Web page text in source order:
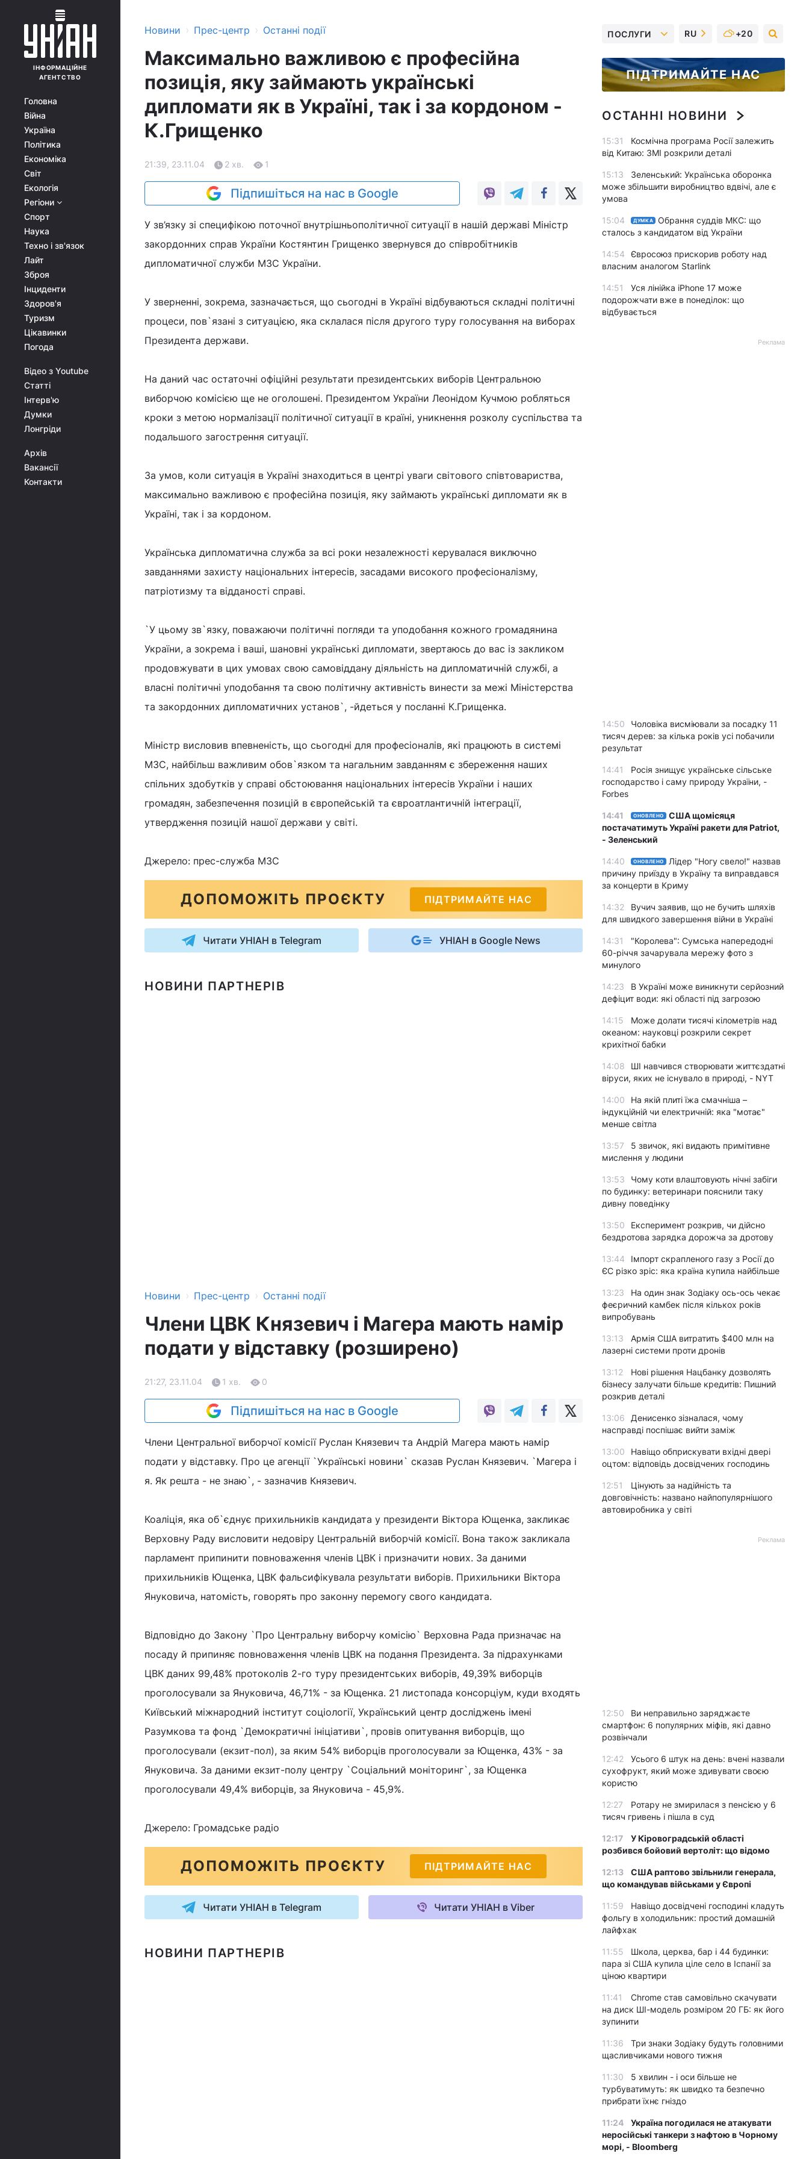
ІНФОРМАЦІЙНЕ
АГЕНТСТВО
Головна
Війна
Україна
Політика
Економіка
Світ
Екологія
Регіони
Спорт
Наука
Техно і зв'язок
Лайт
Зброя
Інциденти
Здоров'я
Туризм
Цікавинки
Погода
Відео з Youtube
Статті
Інтерв'ю
Думки
Лонгріди
Архів
Вакансії
Контакти
Новини › Прес-центр › Останні події
Максимально важливою є професійна
позиція, яку займають українські
дипломати як в Україні, так і за кордоном -
К.Грищенко
21:39, 23.11.04 2 хв. 1
Підпишіться на нас в Google
У зв’язку зі специфікою поточної внутрішньополітичної ситуації в нашій державі Міністр
закордонних справ України Костянтин Грищенко звернувся до співробітників
дипломатичної служби МЗС України.
У зверненні, зокрема, зазначається, що сьогодні в Україні відбуваються складні політичні
процеси, пов`язані з ситуацією, яка склалася після другого туру голосування на виборах
Президента держави.
На даний час остаточні офіційні результати президентських виборів Центральною
виборчою комісією ще не оголошені. Президентом України Леонідом Кучмою робляться
кроки з метою нормалізації політичної ситуації в країні, уникнення розколу суспільства та
подальшого загострення ситуації.
За умов, коли ситуація в Україні знаходиться в центрі уваги світового співтовариства,
максимально важливою є професійна позиція, яку займають українські дипломати як в
Україні, так і за кордоном.
Українська дипломатична служба за всі роки незалежності керувалася виключно
завданнями захисту національних інтересів, засадами високого професіоналізму,
патріотизму та відданості справі.
`У цьому зв`язку, поважаючи політичні погляди та уподобання кожного громадянина
України, а зокрема і ваші, шановні українські дипломати, звертаюсь до вас із закликом
продовжувати в цих умовах свою самовіддану діяльність на дипломатичній службі, а
власні політичні уподобання та свою політичну активність винести за межі Міністерства
та закордонних дипломатичних установ`, -йдеться у посланні К.Грищенка.
Міністр висловив впевненість, що сьогодні для професіоналів, які працюють в системі
МЗС, найбільш важливим обов`язком та нагальним завданням є збереження наших
спільних здобутків у справі обстоювання національних інтересів України і наших
громадян, забезпечення позицій в європейській та євроатлантичній інтеграції,
утвердження позицій нашої держави у світі.
Джерело: прес-служба МЗС
ДОПОМОЖІТЬ ПРОЄКТУ ПІДТРИМАЙТЕ НАС
Читати УНІАН в Telegram УНІАН в Google News
НОВИНИ ПАРТНЕРІВ
Новини › Прес-центр › Останні події
Члени ЦВК Князевич і Магера мають намір
подати у відставку (розширено)
21:27, 23.11.04 1 хв. 0
Підпишіться на нас в Google
Члени Центральної виборчої комісії Руслан Князевич та Андрій Магера мають намір
подати у відставку. Про це агенції `Українські новини` сказав Руслан Князевич. `Магера і
я. Як решта - не знаю`, - зазначив Князевич.
Коаліція, яка об`єднує прихильників кандидата у президенти Віктора Ющенка, закликає
Верховну Раду висловити недовіру Центральній виборчій комісії. Вона також закликала
парламент припинити повноваження членів ЦВК і призначити нових. За даними
прихильників Ющенка, ЦВК фальсифікувала результати виборів. Прихильники Віктора
Януковича, натомість, говорять про законну перемогу свого кандидата.
Відповідно до Закону `Про Центральну виборчу комісію` Верховна Рада призначає на
посаду й припиняє повноваження членів ЦВК на подання Президента. За підрахунками
ЦВК даних 99,48% протоколів 2-го туру президентських виборів, 49,39% виборців
проголосували за Януковича, 46,71% - за Ющенка. 21 листопада консорціум, куди входять
Київський міжнародний інститут соціології, Український центр досліджень імені
Разумкова та фонд `Демократичні ініціативи`, провів опитування виборців, що
проголосували (екзит-пол), за яким 54% виборців проголосували за Ющенка, 43% - за
Януковича. За даними екзит-полу центру `Соціальний моніторинг`, за Ющенка
проголосували 49,4% виборців, за Януковича - 45,9%.
Джерело: Громадське радіо
ДОПОМОЖІТЬ ПРОЄКТУ ПІДТРИМАЙТЕ НАС
Читати УНІАН в Telegram Читати УНІАН в Viber
НОВИНИ ПАРТНЕРІВ
ПОСЛУГИ RU +20
ПІДТРИМАЙТЕ НАС
ОСТАННІ НОВИНИ
15:31
Космічна програма Росії залежить
від Китаю: ЗМІ розкрили деталі
15:13
Зеленський: Українська оборонка
може збільшити виробництво вдвічі, але є
умова
15:04 ДУМКА
Обрання суддів МКС: що
сталось з кандидатом від України
14:54
Євросоюз прискорив роботу над
власним аналогом Starlink
14:51
Уся лінійка iPhone 17 може
подорожчати вже в понеділок: що
відбувається
Реклама
14:50
Чоловіка висміювали за посадку 11
тисяч дерев: за кілька років усі побачили
результат
14:41
Росія знищує українське сільське
господарство і саму природу України, -
Forbes
14:41 ОНОВЛЕНО
США щомісяця
постачатимуть Україні ракети для Patriot,
- Зеленський
14:40 ОНОВЛЕНО
Лідер "Ногу свело!" назвав
причину приїзду в Україну та виправдався
за концерти в Криму
14:32
Вучич заявив, що не бучить шляхів
для швидкого завершення війни в Україні
14:31
"Королева": Сумська напередодні
60-річчя зачарувала мережу фото з
минулого
14:23
В Україні може виникнути серйозний
дефіцит води: які області під загрозою
14:15
Може долати тисячі кілометрів над
океаном: науковці розкрили секрет
крихітної бабки
14:08
ШІ навчився створювати життєздатні
віруси, яких не існувало в природі, - NYT
14:00
На якій плиті їжа смачніша –
індукційній чи електричній: яка "мотає"
менше світла
13:57
5 звичок, які видають примітивне
мислення у людини
13:53
Чому коти влаштовують нічні забіги
по будинку: ветеринари пояснили таку
дивну поведінку
13:50
Експеримент розкрив, чи дійсно
бездротова зарядка дорожча за дротову
13:44
Імпорт скрапленого газу з Росії до
ЄС різко зріс: яка країна купила найбільше
13:23
На один знак Зодіаку ось-ось чекає
феєричний камбек після кількох років
випробувань
13:13
Армія США витратить $400 млн на
лазерні системи проти дронів
13:12
Нові рішення Нацбанку дозволять
бізнесу залучати більше кредитів: Пишний
розкрив деталі
13:06
Денисенко зізналася, чому
насправді поспішає вийти заміж
13:00
Навіщо обприскувати вхідні двері
оцтом: відповідь досвідчених господинь
12:51
Цінують за надійність та
довговічність: названо найпопулярнішого
автовиробника у світі
Реклама
12:50
Ви неправильно заряджаєте
смартфон: 6 популярних міфів, які давно
розвінчали
12:42
Усього 6 штук на день: вчені назвали
сухофрукт, який може здивувати своєю
користю
12:27
Ротару не змирилася з пенсією у 6
тисяч гривень і пішла в суд
12:17
У Кіровоградській області
розбився бойовий вертоліт: що відомо
12:13
США раптово звільнили генерала,
що командував військами у Європі
11:59
Навіщо досвідчені господині кладуть
фольгу в холодильник: простий домашній
лайфхак
11:55
Школа, церква, бар і 44 будинки:
пара зі США купила ціле село в Іспанії за
ціною квартири
11:41
Chrome став самовільно скачувати
на диск ШІ-модель розміром 20 ГБ: як його
зупинити
11:36
Три знаки Зодіаку будуть головними
щасливчиками нового тижня
11:30
5 хвилин - і оси більше не
турбуватимуть: як швидко та безпечно
прибрати їхнє гніздо
11:24
Україна погодилася не атакувати
неросійські танкери з нафтою в Чорному
морі, - Bloomberg